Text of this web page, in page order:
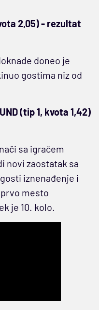
2,05) - rezultat
doneo je
gostima niz od
(tip 1, kvota 1,42)
sa igračem
novi zaostatak sa
iznenađenje i
mesto
je 10. kolo.